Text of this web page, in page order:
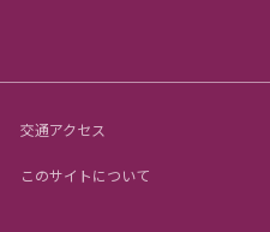
交通アクセス
このサイトについて